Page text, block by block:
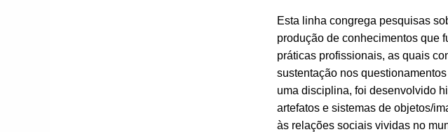
Esta linha congrega pesquisas
produção de conhecimentos que
práticas profissionais, as quais
sustentação nos
uma disciplina, foi desenvolvido
artefatos e sistemas de objetos/
às relações sociais vividas no